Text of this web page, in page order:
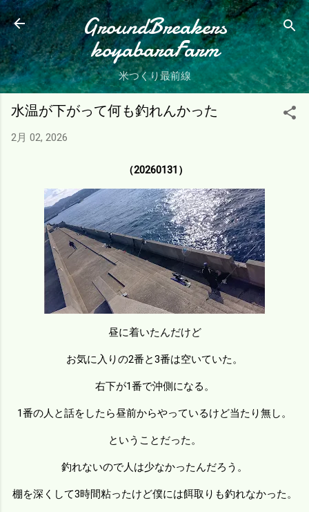
スキップしてメイン コンテンツに移動
GroundBreakers
koyabaraFarm
米つくり最前線
水温が下がって何も釣れんかった
2月 02, 2026
（20260131）
昼に着いたんだけど
お気に入りの2番と3番は空いていた。
右下が1番で沖側になる。
1番の人と話をしたら昼前からやっているけど当たり無し。
ということだった。
釣れないので人は少なかったんだろう。
棚を深くして3時間粘ったけど僕には餌取りも釣れなかった。